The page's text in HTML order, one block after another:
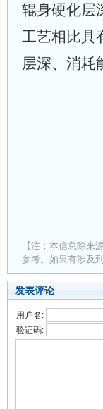
辊身硬化层
工艺相比具
层深、消耗
【注：本信息除来
参考。如果有涉及
发表评论
用户名:
验证码: